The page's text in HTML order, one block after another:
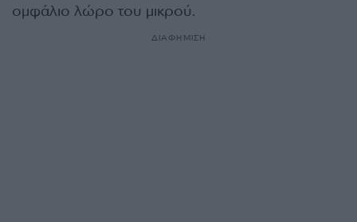
ομφάλιο λώρο του μικρού.
ΔΙΑΦΗΜΙΣΗ